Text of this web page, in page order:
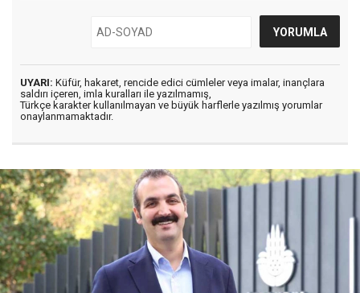
UYARI: Küfür, hakaret, rencide edici cümleler veya imalar, inançlara
saldırı içeren, imla kuralları ile yazılmamış,
Türkçe karakter kullanılmayan ve büyük harflerle yazılmış yorumlar
onaylanmamaktadır.